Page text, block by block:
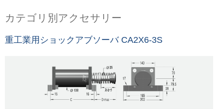
カテゴリ別アクセサリー
重工業用ショックアブソーバ CA2X6-3S